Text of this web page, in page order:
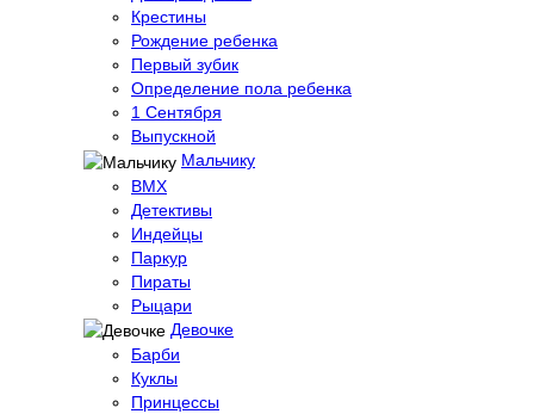
Крестины
Рождение ребенка
Первый зубик
Определение пола ребенка
1 Сентября
Выпускной
Мальчику
BMX
Детективы
Индейцы
Паркур
Пираты
Рыцари
Девочке
Барби
Куклы
Принцессы